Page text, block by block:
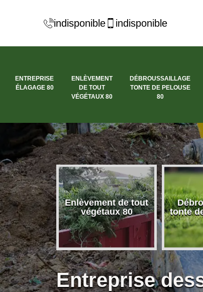
indisponible indisponible
ENTREPRISE
ÉLAGAGE 80
ENLÈVEMENT
DE TOUT
VÉGÉTAUX 80
DÉBROUSSAILLAGE
TONTE DE PELOUSE
80
élagage
Enlèvement de tout
végétaux 80
tonte
Entreprise